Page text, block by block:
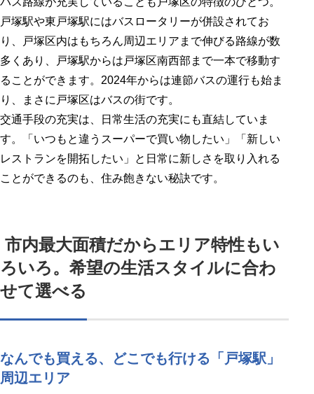
戸塚駅や東戸塚駅にはバスロータリーが併設されてお
り、戸塚区内はもちろん周辺エリアまで伸びる路線が数
多くあり、戸塚駅からは戸塚区南西部まで一本で移動す
ることができます。2024年からは連節バスの運行も始ま
り、まさに戸塚区はバスの街です。
交通手段の充実は、日常生活の充実にも直結していま
す。「いつもと違うスーパーで買い物したい」「新しい
レストランを開拓したい」と日常に新しさを取り入れる
ことができるのも、住み飽きない秘訣です。
市内最大面積だからエリア特性もい
ろいろ。希望の生活スタイルに合わ
せて選べる
なんでも買える、どこでも行ける「戸塚駅」
周辺エリア